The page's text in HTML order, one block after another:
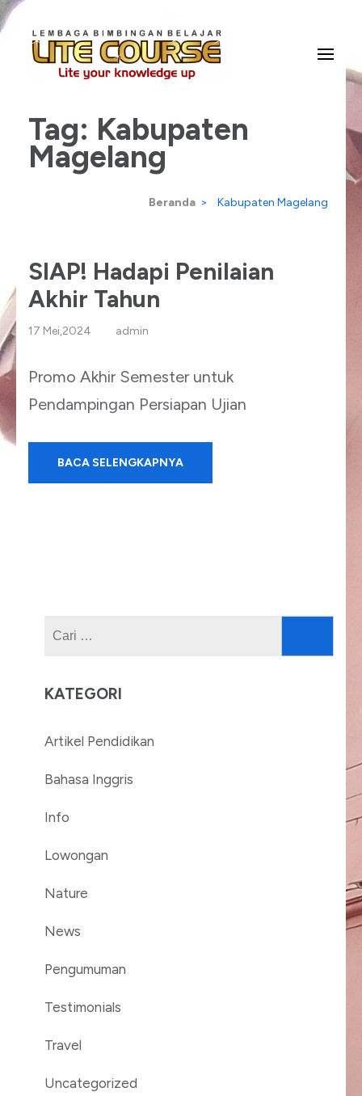
Lompat
konten
Enter)
Tag: Kabupaten
Magelang
Beranda > Kabupaten Magelang
SIAP! Hadapi Penilaian
Akhir Tahun
17 Mei,2024 admin
Promo Akhir Semester untuk
Pendampingan Persiapan Ujian
BACA SELENGKAPNYA
KATEGORI
Artikel Pendidikan
Bahasa Inggris
Info
Lowongan
Nature
News
Pengumuman
Testimonials
Travel
Uncategorized